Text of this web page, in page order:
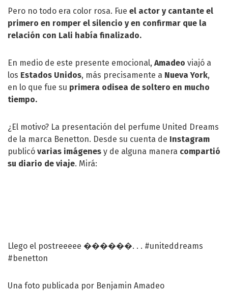
Pero no todo era color rosa. Fue el actor y cantante el
primero en romper el silencio y en confirmar que la
relación con Lali había finalizado.
En medio de este presente emocional, Amadeo viajó a
los Estados Unidos, más precisamente a Nueva York,
en lo que fue su primera odisea de soltero en mucho
tiempo.
¿El motivo? La presentación del perfume United Dreams
de la marca Benetton. Desde su cuenta de Instagram
publicó varias imágenes y de alguna manera compartió
su diario de viaje. Mirá:
Llego el postreeeee ������. . . #uniteddreams
#benetton
Una foto publicada por Benjamin Amadeo